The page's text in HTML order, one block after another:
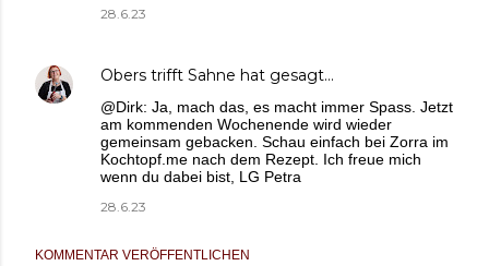
28.6.23
Obers trifft Sahne hat gesagt…
@Dirk: Ja, mach das, es macht immer Spass. Jetzt
am kommenden Wochenende wird wieder
gemeinsam gebacken. Schau einfach bei Zorra im
Kochtopf.me nach dem Rezept. Ich freue mich
wenn du dabei bist, LG Petra
28.6.23
KOMMENTAR VERÖFFENTLICHEN